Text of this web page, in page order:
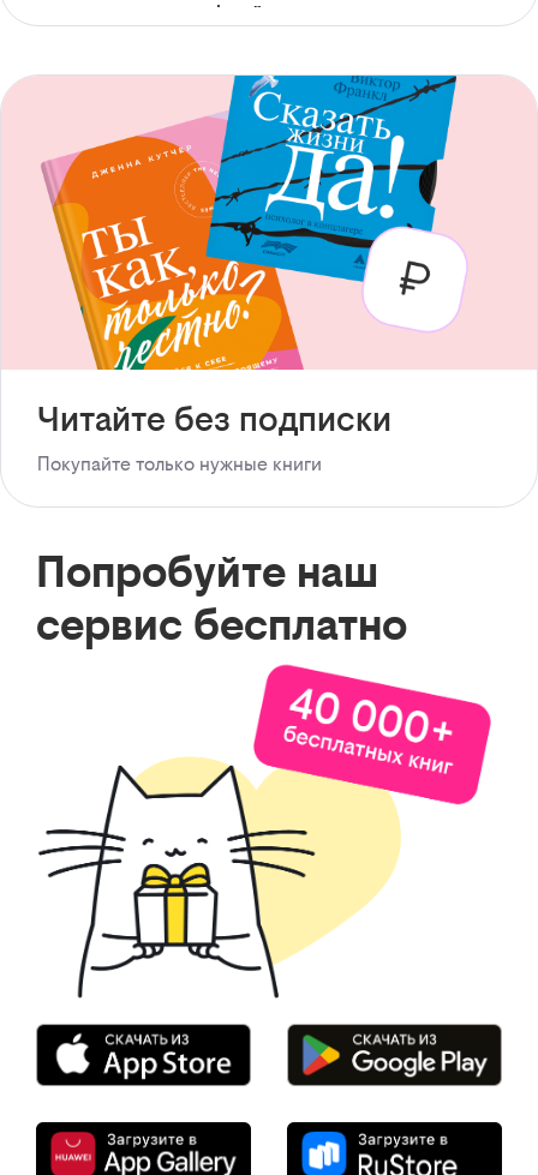
с доступом офлайн
Читайте без подписки
Покупайте только нужные книги
Попробуйте наш
сервис бесплатно